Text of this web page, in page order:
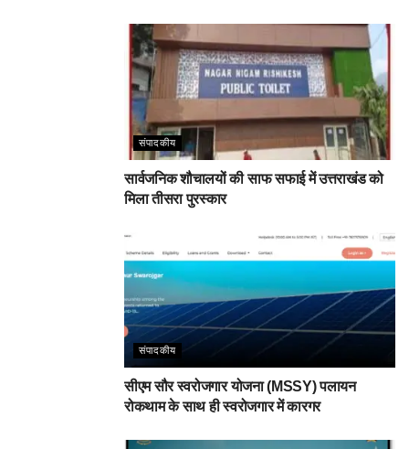
संपादकीय
सार्वजनिक शौचालयों की साफ सफाई में उत्तराखंड को
मिला तीसरा पुरस्कार
संपादकीय
सीएम सौर स्वरोजगार योजना (MSSY) पलायन
रोकथाम के साथ ही स्वरोजगार में कारगर